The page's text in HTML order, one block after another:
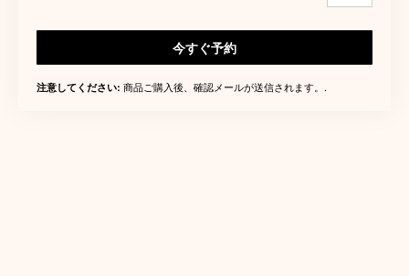
今すぐ予約
注意してください: 商品ご購入後、確認メールが送信されます。.